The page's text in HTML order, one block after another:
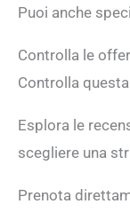
Puoi anche
Controlla le
Controlla
Esplora le
scegliere una
Prenota